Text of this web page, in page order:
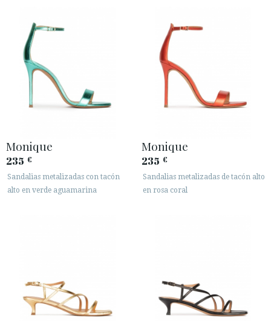
Monique
235 €
Sandalias metalizadas con tacón
alto en verde aguamarina
Monique
235 €
Sandalias metalizadas de tacón alto
en rosa coral